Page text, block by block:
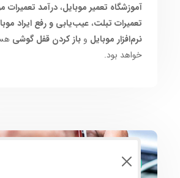
آموزشگاه تعمیر موبایل،درآمد تعمیرات
تعمیرات تبلت،عیب‌یابی و رفع ایراد
نرم‌افزار موبایل وباز کردن قفل گوشی
خواهد بود.
تعمیرات موبایل